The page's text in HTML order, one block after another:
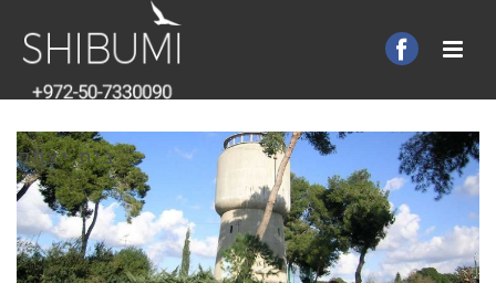
בית יצחק